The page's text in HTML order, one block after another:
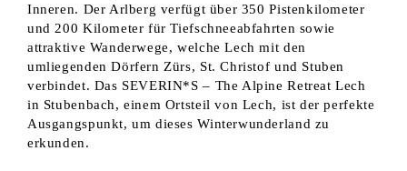
Inneren. Der Arlberg verfügt über 350 Pistenkilometer
und 200 Kilometer für Tiefschneeabfahrten sowie
attraktive Wanderwege, welche Lech mit den
umliegenden Dörfern Zürs, St. Christof und Stuben
verbindet. Das SEVERIN*S – The Alpine Retreat Lech
in Stubenbach, einem Ortsteil von Lech, ist der perfekte
Ausgangspunkt, um dieses Winterwunderland zu
erkunden.